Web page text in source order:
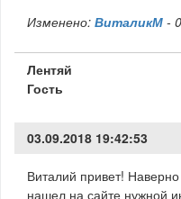
Изменено: ВиталикМ -
Лентяй
Гость
03.09.2018 19:42:53
Виталий привет!
нашел на сайте нужной